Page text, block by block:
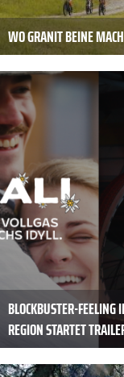
WO GRANIT BEINE
BLOCKBUSTER-FEELING
EGION STARTET